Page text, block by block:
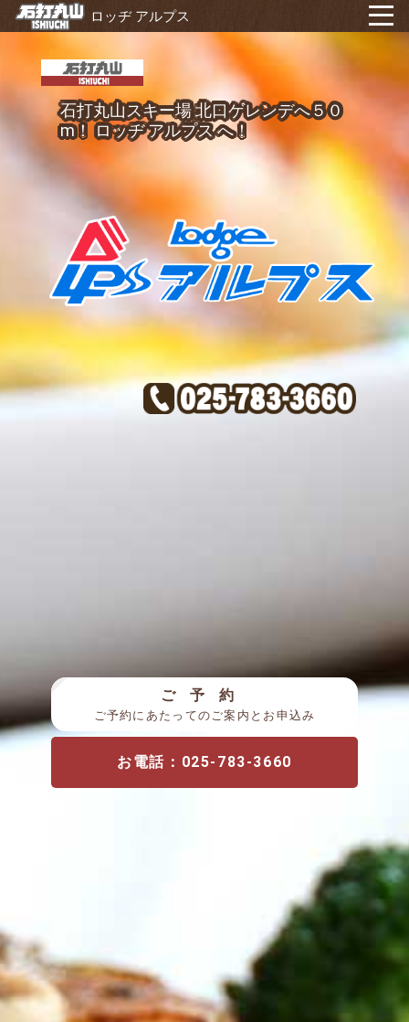
ロッヂ アルプス
石打丸山スキー場 北口ゲレンデへ５０
m！ ロッヂ アルプス へ！
ご予約
ご予約にあたってのご案内 と お申込み
お電話：025-783-3660